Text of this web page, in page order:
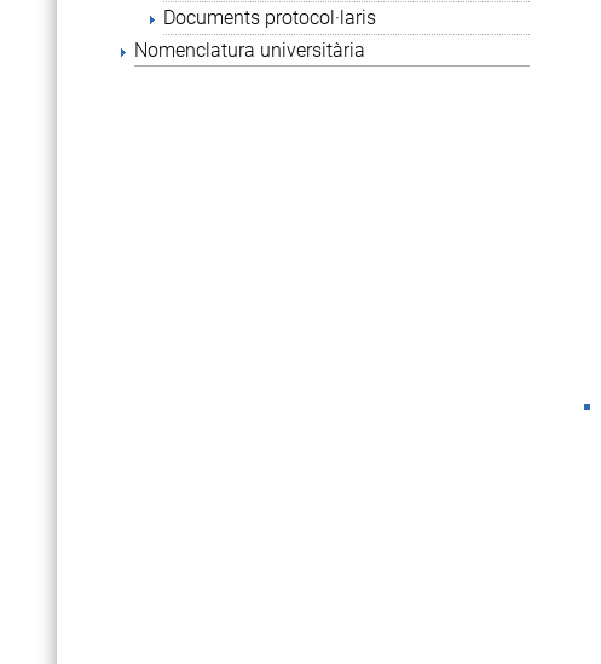
Documents protocol·laris
Nomenclatura universitària